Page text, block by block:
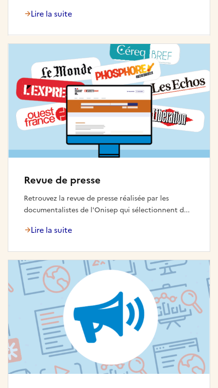
Lire la suite
Revue de presse
Retrouvez la revue de presse réalisée par les
documentalistes de l'Onisep qui sélectionnent d...
Lire la suite